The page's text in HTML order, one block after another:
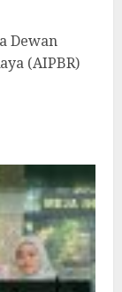
Dewan
(AIPBR)